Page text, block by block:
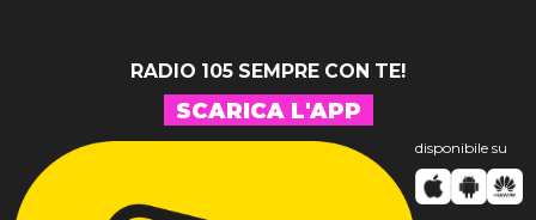
RADIO 105 SEMPRE CON TE!
SCARICA L'APP
disponibile su